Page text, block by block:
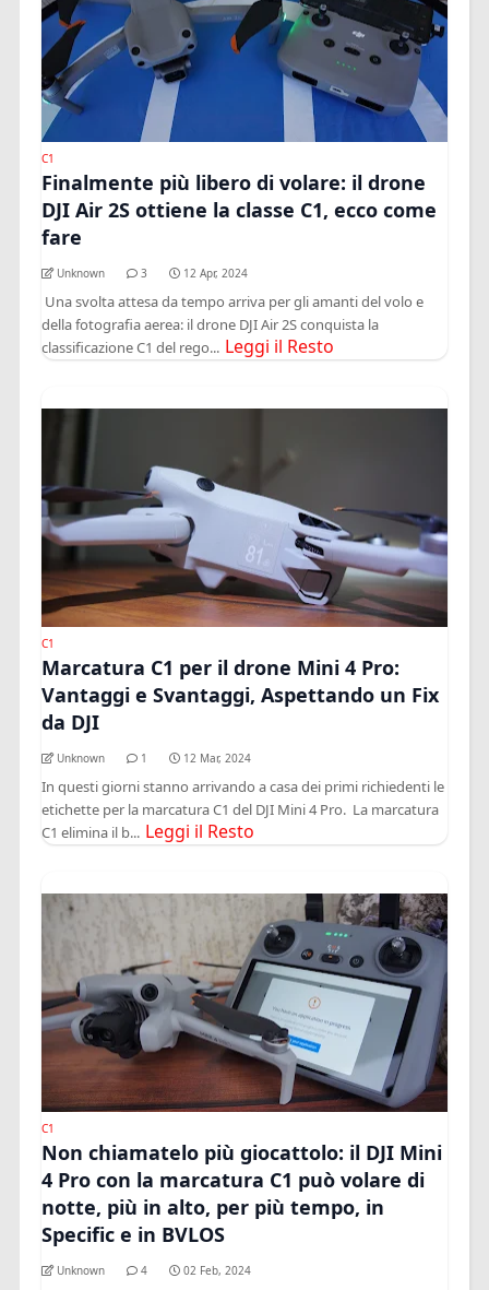
C1
Finalmente più libero di volare: il drone
DJI Air 2S ottiene la classe C1, ecco come
fare
Unknown 3 12 Apr, 2024
Una svolta attesa da tempo arriva per gli amanti del volo e
della fotografia aerea: il drone DJI Air 2S conquista la
classificazione C1 del rego... Leggi il Resto
C1
Marcatura C1 per il drone Mini 4 Pro:
Vantaggi e Svantaggi, Aspettando un Fix
da DJI
Unknown 1 12 Mar, 2024
In questi giorni stanno arrivando a casa dei primi richiedenti le
etichette per la marcatura C1 del DJI Mini 4 Pro. La marcatura
C1 elimina il b... Leggi il Resto
C1
Non chiamatelo più giocattolo: il DJI Mini
4 Pro con la marcatura C1 può volare di
notte, più in alto, per più tempo, in
Specific e in BVLOS
Unknown 4 02 Feb, 2024